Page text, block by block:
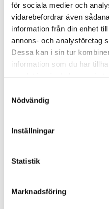
för sociala medier och
vidarebefordrar även
information från din enhet
annons- och analysföretag
Dessa kan i sin tur
information som du har
Nödvändig
Inställningar
Statistik
Marknadsföring
Användningsområden
Tryckklass